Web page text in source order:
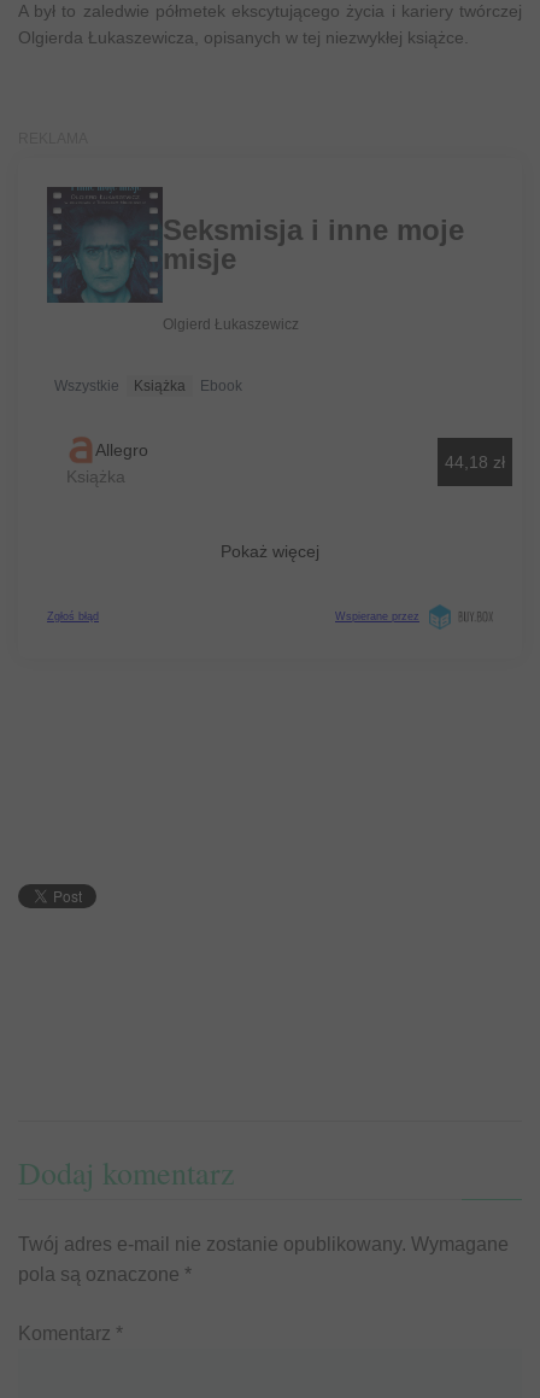
A był to zaledwie półmetek ekscytującego życia i kariery twórczej
Olgierda Łukaszewicza, opisanych w tej niezwykłej książce.
Dodaj komentarz
Twój adres e-mail nie zostanie opublikowany. Wymagane
pola są oznaczone *
Komentarz *